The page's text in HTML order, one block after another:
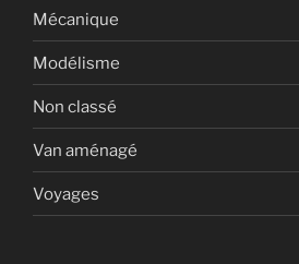
Mécanique
Modélisme
Non classé
Van aménagé
Voyages